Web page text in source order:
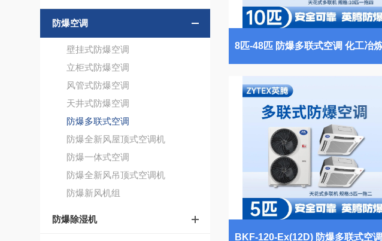
防爆空调
壁挂式防爆空调
立柜式防爆空调
风管式防爆空调
天井式防爆空调
防爆多联式空调
防爆全新风屋顶式空调机
防爆一体式空调
防爆全新风吊顶式空调机
防爆新风机组
防爆除湿机